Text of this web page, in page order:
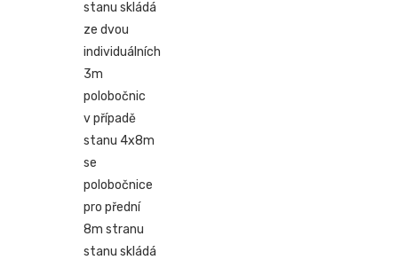
stanu skládá
ze dvou
individuálních
3m
polobočnic
v případě
stanu 4x8m
se
polobočnice
pro přední
8m stranu
stanu skládá